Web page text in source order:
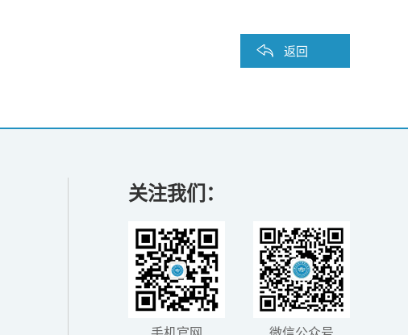
返回
关注我们：